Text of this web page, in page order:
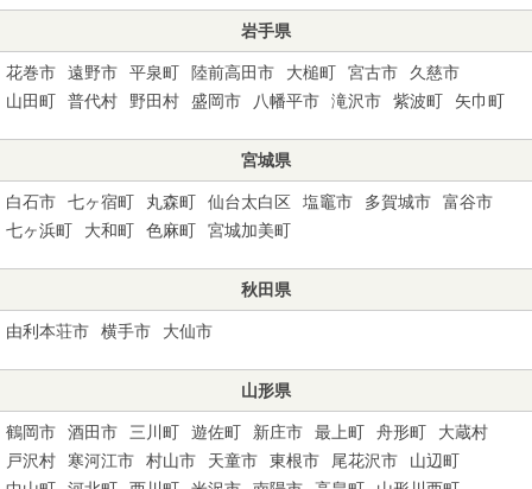
岩手県
花巻市 遠野市 平泉町 陸前高田市 大槌町 宮古市
久慈市
山田町
普代村 野田村 盛岡市 八幡平市 滝沢市 紫波町 矢巾町
宮城県
白石市 七ヶ宿町 丸森町 仙台太白区 塩竈市 多賀城市
富谷市
七ヶ浜町
大和町 色麻町 宮城加美町
秋田県
由利本荘市 横手市 大仙市
山形県
鶴岡市 酒田市 三川町 遊佐町 新庄市 最上町 舟形町
大蔵村
戸沢村
寒河江市 村山市 天童市 東根市 尾花沢市
山辺町